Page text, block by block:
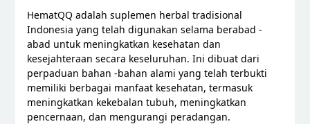
HematQQ adalah suplemen herbal tradisional
Indonesia yang telah digunakan selama berabad -
abad untuk meningkatkan kesehatan dan
kesejahteraan secara keseluruhan. Ini dibuat dari
perpaduan bahan -bahan alami yang telah terbukti
memiliki berbagai manfaat kesehatan, termasuk
meningkatkan kekebalan tubuh, meningkatkan
pencernaan, dan mengurangi peradangan.